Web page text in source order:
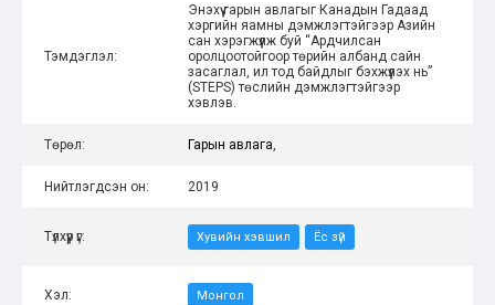
Тэмдэглэл:
Энэхүү гарын авлагыг Канадын Гадаад
хэргийн яамны дэмжлэгтэйгээр Азийн
сан хэрэгжүүлж буй “Ардчилсан
оролцоотойгоор төрийн албанд сайн
засаглал, ил тод байдлыг бэхжүүлэх нь”
(STEPS) төслийн дэмжлэгтэйгээр
хэвлэв.
Төрөл: Гарын авлага
Нийтлэгдсэн он: 2019
Түлхүүр үг: Хувийн хэвшил Ёс зүй
Хэл: Монгол